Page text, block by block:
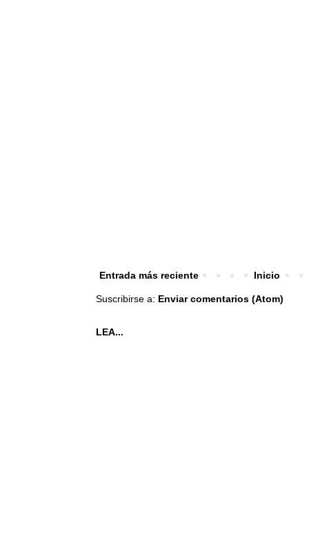
Entrada más reciente Inicio
Suscribirse a: Enviar comentarios (Atom)
LEA...